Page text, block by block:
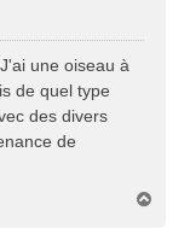
une oiseau à
de quel type
des divers
de